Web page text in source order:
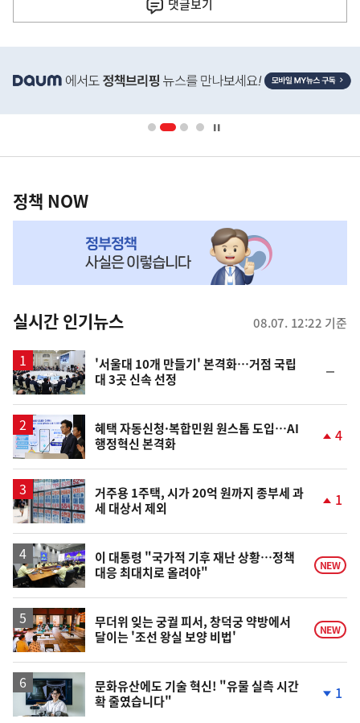
댓글보기
단
영
책
NOW,
뉴
스
정책 NOW
실시간 인기뉴스 08.07. 12:22 기준
'서울대 10개 만들기' 본격화…거점 국립
대 3곳 신속 선정
일
혜택 자동신청·복합민원 원스톱 도입…AI
행정혁신 본격화
상
4
거주용 1주택, 시가 20억 원까지 종부세 과
세 대상서 제외
상
승
1
이 대통령 "국가적 기후 재난 상황…정책
대응 최대치로 올려야"
NEW
무더위 잊는 궁궐 피서, 창덕궁 약방에서
달이는 '조선 왕실 보양 비법'
NEW
문화유산에도 기술 혁신! "유물 실측 시간
확 줄였습니다"
1